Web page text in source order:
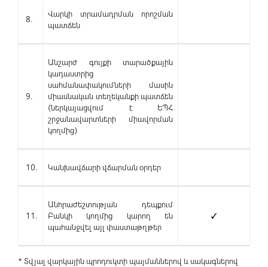
8.
Վարկի տրամադրման որոշման
պատճեն
9.
Անշարժ գույքի տարածքային
կադաստրից
սահմանափակումների մասին
միասնական տեղեկանքի պատճեն
(ներկայացվում է ԵՊՀ
շրջանավարտների միավորման
կողմից)
10. Կանխավճարի վճարման օրդեր
11.
Անհրաժեշտության դեպքում
Բանկի կողմից կարող են
պահանջվել այլ փաստաթղթեր
✓
* Տվյալ վարկային պրոդուկտի պայմաններով և սակագներով